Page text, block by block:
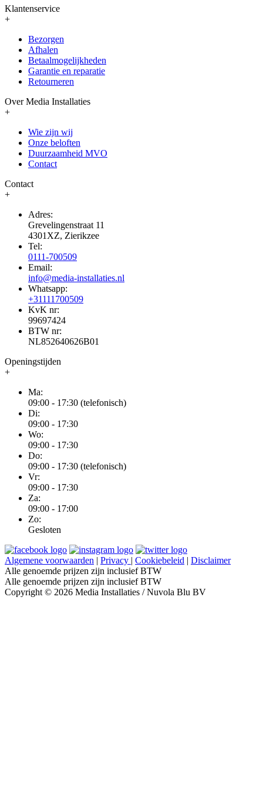
Klantenservice
+
Bezorgen
Afhalen
Betaalmogelijkheden
Garantie en reparatie
Retourneren
Over Media Installaties
+
Wie zijn wij
Onze beloften
Duurzaamheid MVO
Contact
Contact
+
Adres:
Grevelingenstraat 11
4301XZ, Zierikzee
Tel:
0111-700509
Email:
info@media-installaties.nl
Whatsapp:
+31111700509
KvK nr:
99697424
BTW nr:
NL852640626B01
Openingstijden
+
Ma:
09:00 - 17:30 (telefonisch)
Di:
09:00 - 17:30
Wo:
09:00 - 17:30
Do:
09:00 - 17:30 (telefonisch)
Vr:
09:00 - 17:30
Za:
09:00 - 17:00
Zo:
Gesloten
Algemene voorwaarden | Privacy | Cookiebeleid | Disclaimer
Alle genoemde prijzen zijn inclusief BTW
Alle genoemde prijzen zijn inclusief BTW
Copyright © 2026 Media Installaties / Nuvola Blu BV